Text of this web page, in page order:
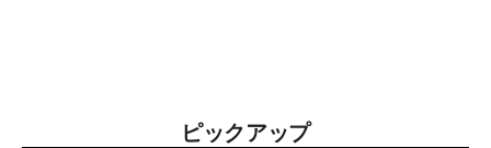
ピックアップ